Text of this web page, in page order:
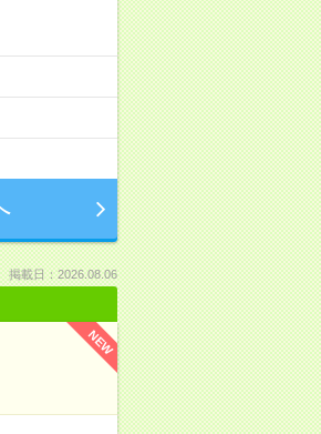
掲載日：2026.08.06
NEW